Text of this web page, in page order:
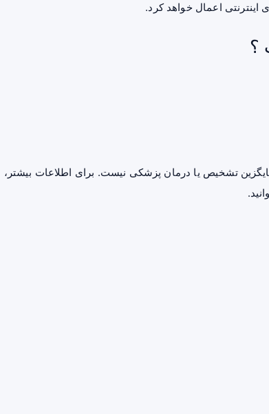
اعمال خواهد کرد.
؟
تشخیص یا درمان پزشکی نیست. برای اطلاعات بیشتر،